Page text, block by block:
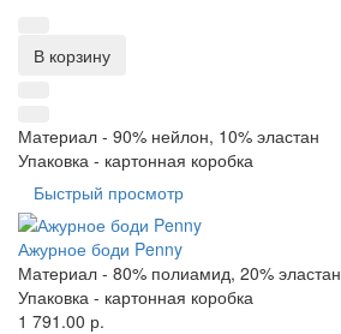
В корзину
Материал - 90% нейлон, 10% эластан
Упаковка - картонная коробка
Быстрый просмотр
Ажурное боди Penny
Материал - 80% полиамид, 20% эластан
Упаковка - картонная коробка
1 791.00 р.